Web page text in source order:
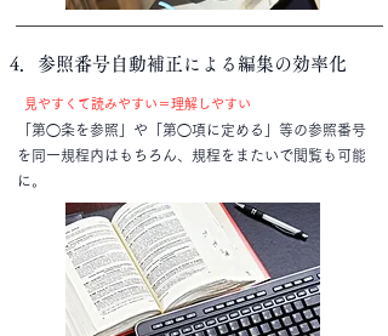
4．参照番号自動補正による編集の効率化
​見やすくて読みやすい＝理解しやすい
「第◯条を参照」や「第◯項に定める」等の参照番号
を同一規程内はもちろん、規程をまたいで閲覧も可能
に。